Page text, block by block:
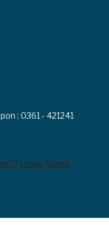
: 0361 - 421241
Tunas Daud